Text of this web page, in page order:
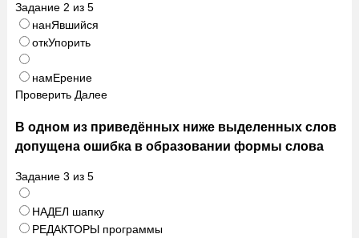
Задание 2 из 5
нанЯвшийся
откУпорить
намЕрение
Проверить Далее
В одном из приведённых ниже выделенных слов
допущена ошибка в образовании формы слова
Задание 3 из 5
НАДЕЛ шапку
РЕДАКТОРЫ программы